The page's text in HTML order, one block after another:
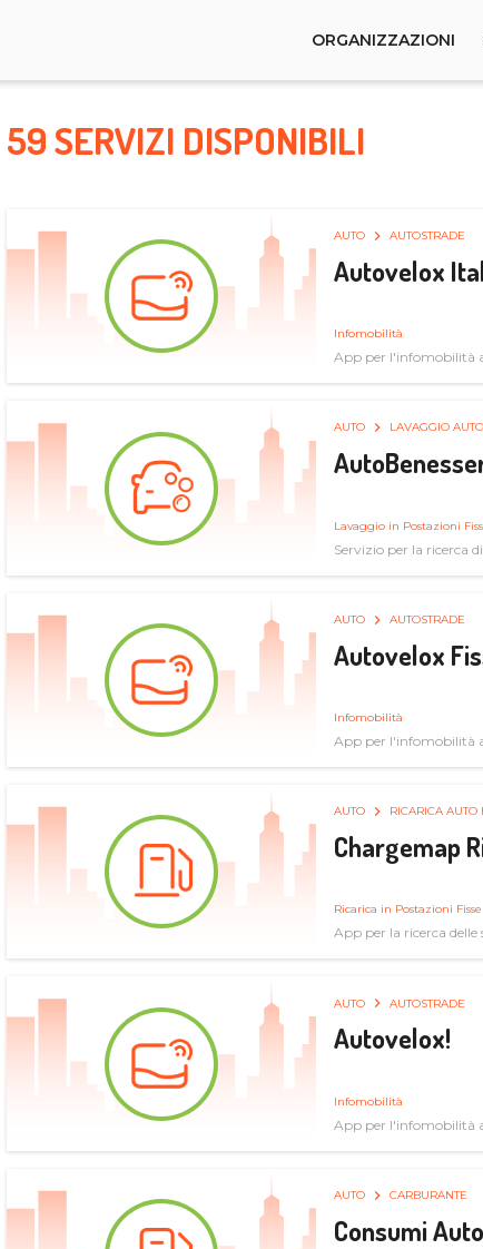
ORGANIZZAZIONI
59 SERVIZI DISPONIBILI
AUTO AUTOSTRADE
Autovelox
Infomobilità
App per l'infomobilità
AUTO LAVAGGIO AUTO
Lavaggio in Postazioni
Servizio per la ricerca
AUTO AUTOSTRADE
Autovelox
Infomobilità
App per l'infomobilità
AUTO RICARICA AUTO
Chargemap
Ricarica in Postazioni Fisse
App per la ricerca
AUTO AUTOSTRADE
Autovelox!
Infomobilità
App per l'infomobilità
AUTO CARBURANTE
Consumi